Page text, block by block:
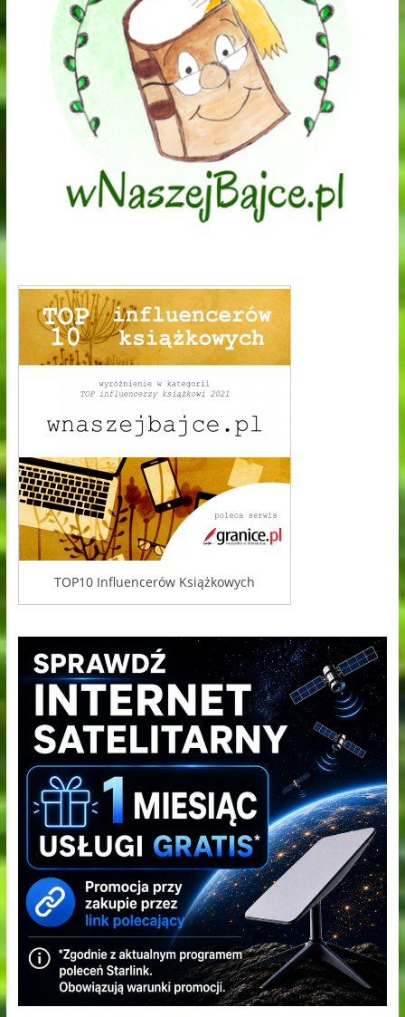
TOP10 Influencerów Książkowych